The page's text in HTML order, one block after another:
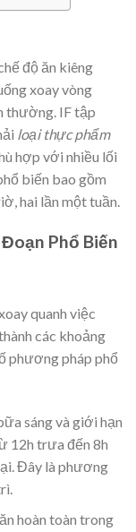
độ ăn kiêng
xoay vòng
thường. IF tập
loại thực phẩm
hợp với nhiều lối
biến bao gồm
hai lần một tuần.
Phổ Biến
quanh việc
các khoảng
phương pháp phổ
sáng và giới hạn
12h trưa đến 8h
Đây là phương
hoàn toàn trong